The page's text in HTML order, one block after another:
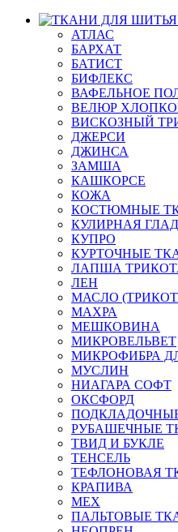
АТЛАС
БАРХАТ
БАТИСТ
БИФЛЕКС
ВАФЕЛЬНОЕ
ВЕЛЮР
ВИСКОЗНЫЙ
ДЖЕРСИ
ДЖИНСА
ЗАМША
КАШКОРСЕ
КОЖА
КОСТЮМНЫЕ
КУЛИРНАЯ
КУПРО
КУРТОЧНЫЕ
ЛАПША
ЛЕН
МАСЛО
МАХРА
МЕШКОВИНА
МИКРОВЕЛЬВЕТ
МИКРОФИБРА
МУСЛИН
НИАГАРА СОФТ
ОКСФОРД
РУБАШЕЧНЫЕ
ТВИД И БУКЛЕ
ТЕНСЕЛЬ
ТЕФЛОНОВАЯ
КРАПИВА
МЕХ
ПАЛЬТОВЫЕ